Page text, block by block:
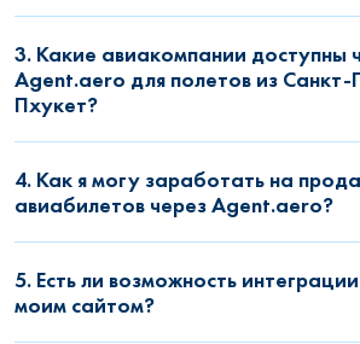
3. Какие авиакомпании доступны
Agent.aero для полетов из Санкт-
Пхукет?
4. Как я могу заработать на
авиабилетов через Agent.aero?
5. Есть ли возможность
моим сайтом?